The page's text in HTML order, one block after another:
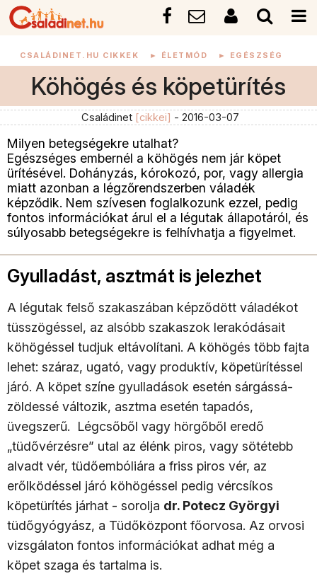
CSALÁDINET.HU CIKKEK ► ÉLETMÓD ► EGÉSZSÉG
Köhögés és köpetürítés
Családinet [cikkei] - 2016-03-07
Milyen betegségekre utalhat?
Egészséges embernél a köhögés nem jár köpet
ürítésével. Dohányzás, kórokozó, por, vagy allergia
miatt azonban a légzőrendszerben váladék
képződik. Nem szívesen foglalkozunk ezzel, pedig
fontos információkat árul el a légutak állapotáról, és
súlyosabb betegségekre is felhívhatja a figyelmet.
Gyulladást, asztmát is jelezhet
A légutak felső szakaszában képződött váladékot
tüsszögéssel, az alsóbb szakaszok lerakódásait
köhögéssel tudjuk eltávolítani. A köhögés több fajta
lehet: száraz, ugató, vagy produktív, köpetürítéssel
járó. A köpet színe gyulladások esetén sárgássá-
zöldessé változik, asztma esetén tapadós,
üvegszerű. Légcsőből vagy hörgőből eredő
„tüdővérzésre” utal az élénk piros, vagy sötétebb
alvadt vér, tüdőembóliára a friss piros vér, az
erőlködéssel járó köhögéssel pedig vércsíkos
köpetürítés járhat - sorolja dr. Potecz Györgyi
tüdőgyógyász, a Tüdőközpont főorvosa. Az orvosi
vizsgálaton fontos információkat adhat még a
köpet szaga és tartalma is.